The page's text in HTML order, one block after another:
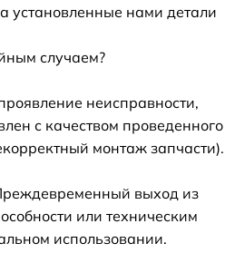
установленные нами детали
случаем?
неисправности,
с качеством проведенного
монтаж запчасти).
выход из
или техническим
использовании.